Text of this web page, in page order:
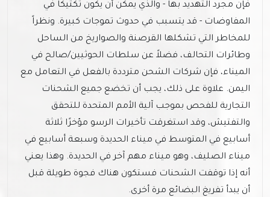
فإن مجرد التهديد بها - والذي يمكن أن يكون تكتيكًا في
المفاوضات - قد يتسبب في حدوث تموجات كبيرة. ونظراً
للمخاطر التي تشكلها القرصنة والصواريخ من الساحل
وطائرات التحالف، فضلاً عن سلطات الحوثيين/صالح في
الميناء، فإن شركات الشحن مترددة بالفعل في التعامل مع
اليمن. علاوة على ذلك، يجب أن تخضع جميع الشحنات
التجارية للفحص بموجب آلية الأمم المتحدة للتحقق
والتفتيش، وقد استغرقت تأخيرات الرسو مؤخرًا ثلاثة
أسابيع في المتوسط في ميناء الحديدة وسبعة أسابيع في
ميناء الصليف، وهو ميناء مهم آخر في الحديدة. وهذا يعني
أنه إذا توقفت الشحنات فستكون هناك فجوة طويلة قبل
أن يبدأ تفريغ البضائع مرة أخرى.